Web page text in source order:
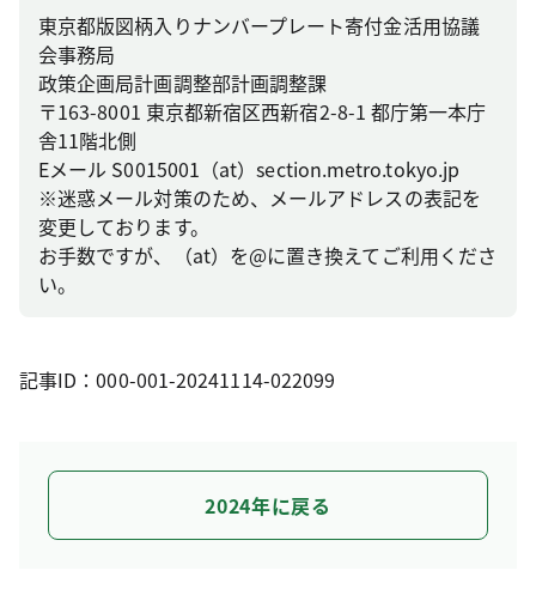
東京都版図柄入りナンバープレート寄付金活用協議
会事務局
政策企画局計画調整部計画調整課
〒163-8001 東京都新宿区西新宿2-8-1 都庁第一本庁
舎11階北側
Eメール S0015001（at）section.metro.tokyo.jp
※迷惑メール対策のため、メールアドレスの表記を
変更しております。
お手数ですが、（at）を@に置き換えてご利用くださ
い。
記事ID：000-001-20241114-022099
2024年に戻る